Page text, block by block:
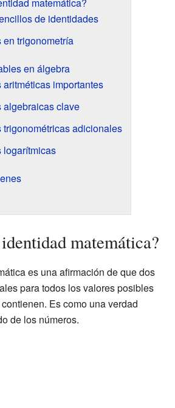
matemática?
de identidades
en trigonometría
en álgebra
aritméticas importantes
algebraicas clave
trigonométricas adicionales
logarítmicas
matemática?
es una afirmación de que dos
para todos los valores posibles
Es como una verdad
de los números.